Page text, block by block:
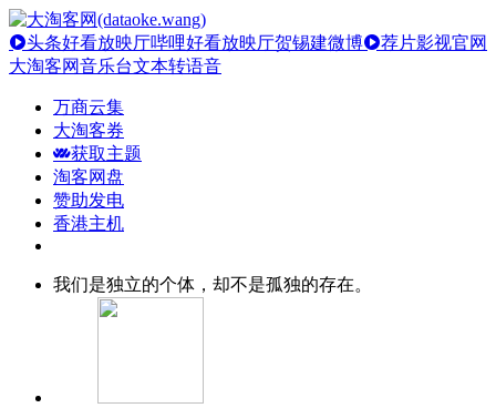
头条好看放映厅哔哩好看放映厅贺锡建微博
荐片影视官网
大淘客网音乐台文本转语音
万商云集
大淘客券
获取主题
淘客网盘
赞助发电
香港主机
我们是独立的个体，却不是孤独的存在。